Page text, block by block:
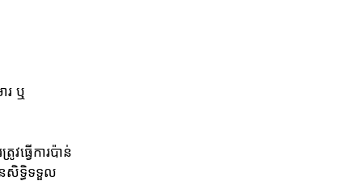
រ ឬ
ធ្វើការប៉ាន់
សិទ្ធិទទួល